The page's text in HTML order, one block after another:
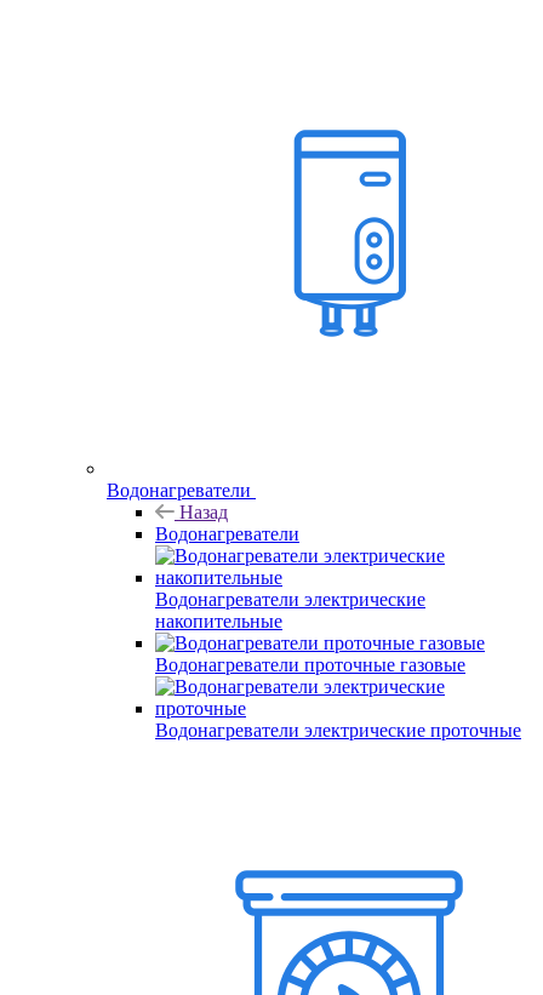
Водонагреватели
Назад
Водонагреватели
Водонагреватели электрические
накопительные
Водонагреватели проточные газовые
Водонагреватели электрические проточные